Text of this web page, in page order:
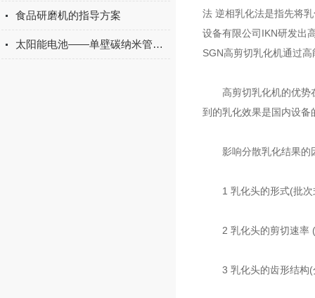
食品研磨机的指导方案
太阳能电池——单壁碳纳米管成绩斐然
法 逆相乳化法是指先将
设备有限公司IKN研发出
SGN高剪切乳化机通过
高剪切乳化机的优势在
到的乳化效果是国内设
影响分散乳化结果的
1 乳化头的形式(批次
2 乳化头的剪切速率 (
3 乳化头的齿形结构(